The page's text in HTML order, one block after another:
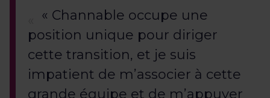
« Channable occupe une
position unique pour diriger
cette transition, et je suis
impatient de m’associer à cette
grande équipe et de m’appuyer